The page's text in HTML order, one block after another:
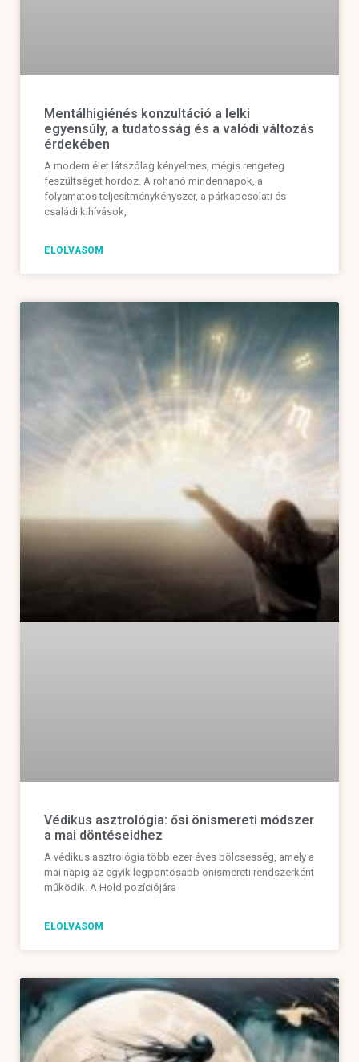
Mentálhigiénés konzultáció a lelki
egyensúly, a tudatosság és a valódi változás
érdekében
A modern élet látszólag kényelmes, mégis rengeteg
feszültséget hordoz. A rohanó mindennapok, a
folyamatos teljesítménykényszer, a párkapcsolati és
családi kihívások,
ELOLVASOM
Védikus asztrológia: ősi önismereti módszer
a mai döntéseidhez
A védikus asztrológia több ezer éves bölcsesség, amely a
mai napig az egyik legpontosabb önismereti rendszerként
működik. A Hold pozíciójára
ELOLVASOM